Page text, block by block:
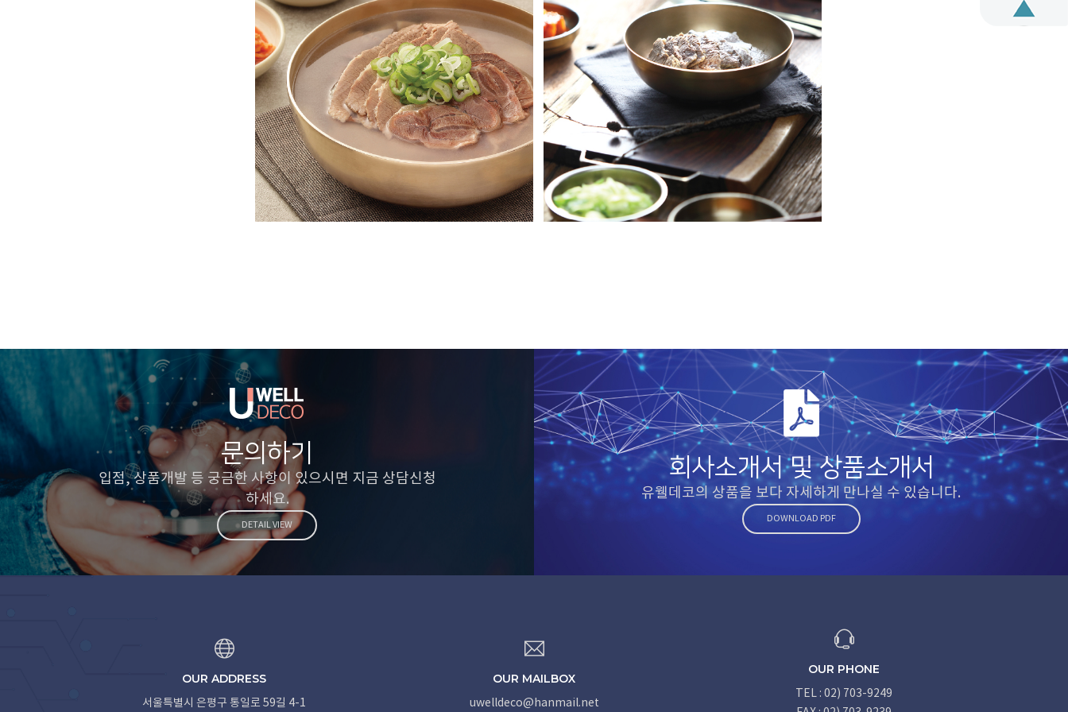
문의하기
입점, 상품개발 등 궁금한 사항이 있으시면 지금 상담신청
하세요.
DETAIL VIEW
회사소개서 및 상품소개서
유웰데코의 상품을 보다 자세하게 만나실 수 있습니다.
DOWNLOAD PDF
OUR ADDRESS
서울특별시 은평구 통일로 59길 4-1
OUR MAILBOX
uwelldeco@hanmail.net
OUR PHONE
TEL : 02) 703-9249